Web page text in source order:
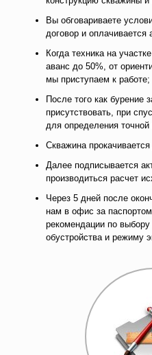
Вы обговариваете
договор и оплачивается
Когда техника на
аванс до 50%, от
мы приступаем к работе;
После того как
присутствовать, при
для определения точной
Скважина
Далее подписывается
производиться расчет
Через 5 дней после
нам в офис за
рекомендации по
обустройства и режиму